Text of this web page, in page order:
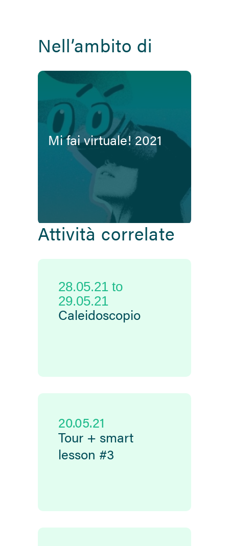
Nell’ambito di
Mi fai virtuale! 2021
Attività correlate
28.05.21 to
29.05.21
Caleidoscopio
20.05.21
Tour + smart
lesson #3